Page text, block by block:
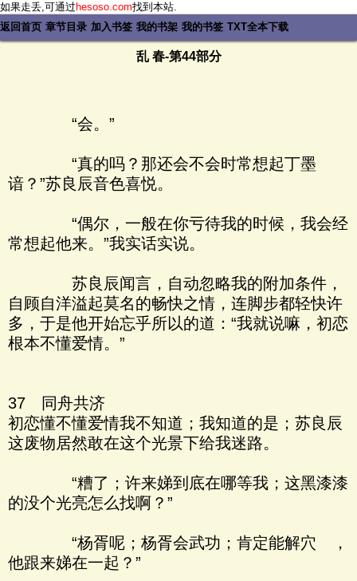
如果走丢,可通过hesoso.com找到本站.
返回首页 章节目录 加入书签 我的书架 我的书签 TXT全本下载
乱 春-第44部分
“会。”
“真的吗？那还会不会时常想起丁墨
谙？”苏良辰音色喜悦。
“偶尔，一般在你亏待我的时候，我会经
常想起他来。”我实话实说。
苏良辰闻言，自动忽略我的附加条件，
自顾自洋溢起莫名的畅快之情，连脚步都轻快许
多，于是他开始忘乎所以的道：“我就说嘛，初恋
根本不懂爱情。”
37 同舟共济
初恋懂不懂爱情我不知道；我知道的是；苏良辰
这废物居然敢在这个光景下给我迷路。
“糟了；许来娣到底在哪等我；这黑漆漆
的没个光亮怎么找啊？”
“杨胥呢；杨胥会武功；肯定能解穴 ，
他跟来娣在一起？”